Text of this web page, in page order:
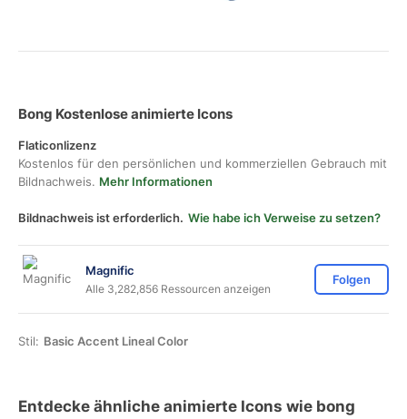
Bong Kostenlose animierte Icons
Flaticonlizenz
Kostenlos für den persönlichen und kommerziellen Gebrauch mit
Bildnachweis. Mehr Informationen
Bildnachweis ist erforderlich. Wie habe ich Verweise zu setzen?
Magnific
Alle 3,282,856 Ressourcen anzeigen
Folgen
Stil: Basic Accent Lineal Color
Entdecke ähnliche animierte Icons wie bong